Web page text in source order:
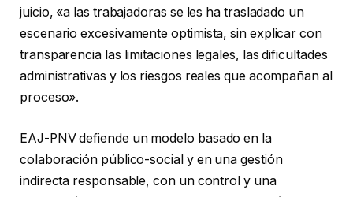
juicio, «a las trabajadoras se les ha trasladado un
escenario excesivamente optimista, sin explicar con
transparencia las limitaciones legales, las dificultades
administrativas y los riesgos reales que acompañan al
proceso».
EAJ-PNV defiende un modelo basado en la
colaboración público-social y en una gestión
indirecta responsable, con un control y una